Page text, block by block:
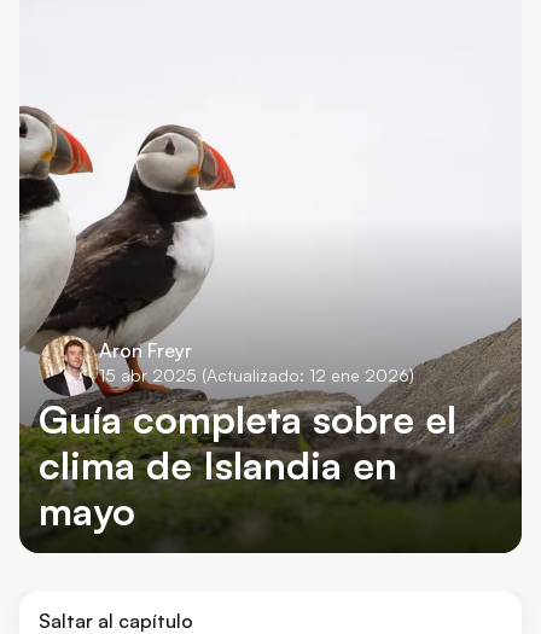
Aron Freyr
15 abr 2025 (Actualizado: 12 ene 2026)
Guía completa sobre el
clima de Islandia en
mayo
Saltar al capítulo